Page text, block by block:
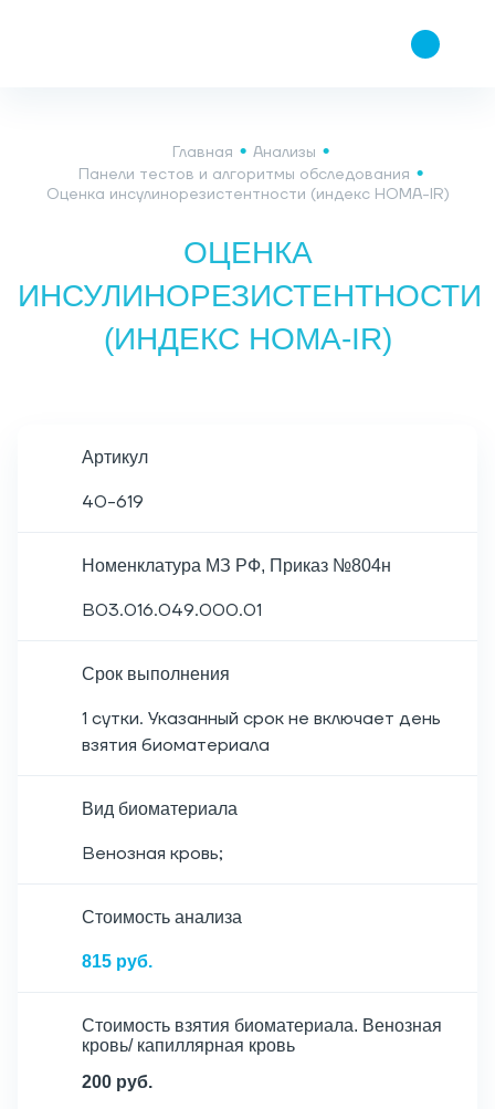
Главная
Анализы
Панели тестов и алгоритмы обследования
Оценка инсулинорезистентности (индекс HOMA-IR)
ОЦЕНКА
ИНСУЛИНОРЕЗИСТЕНТНОСТИ
(ИНДЕКС HOMA-IR)
Артикул
40-619
Номенклатура МЗ РФ, Приказ №804н
B03.016.049.000.01
Срок выполнения
1 сутки. Указанный срок не включает день
взятия биоматериала
Вид биоматериала
Венозная кровь;
Cтоимость анализа
815 руб.
Стоимость взятия биоматериала. Венозная
кровь/ капиллярная кровь
200 руб.